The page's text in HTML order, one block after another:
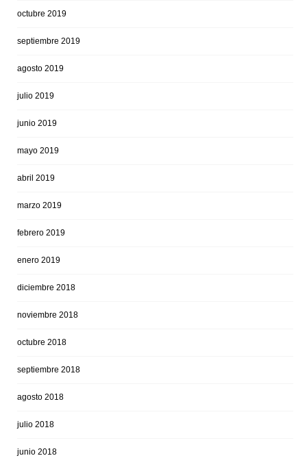
octubre 2019
septiembre 2019
agosto 2019
julio 2019
junio 2019
mayo 2019
abril 2019
marzo 2019
febrero 2019
enero 2019
diciembre 2018
noviembre 2018
octubre 2018
septiembre 2018
agosto 2018
julio 2018
junio 2018